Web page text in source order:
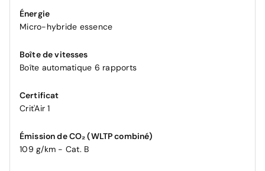
Énergie
Micro-hybride essence
Boîte de vitesses
Boîte automatique 6 rapports
Certificat
Crit'Air 1
Émission de CO₂ (WLTP combiné)
109 g/km - Cat. B